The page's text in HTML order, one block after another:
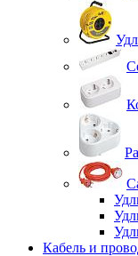
Кабель и